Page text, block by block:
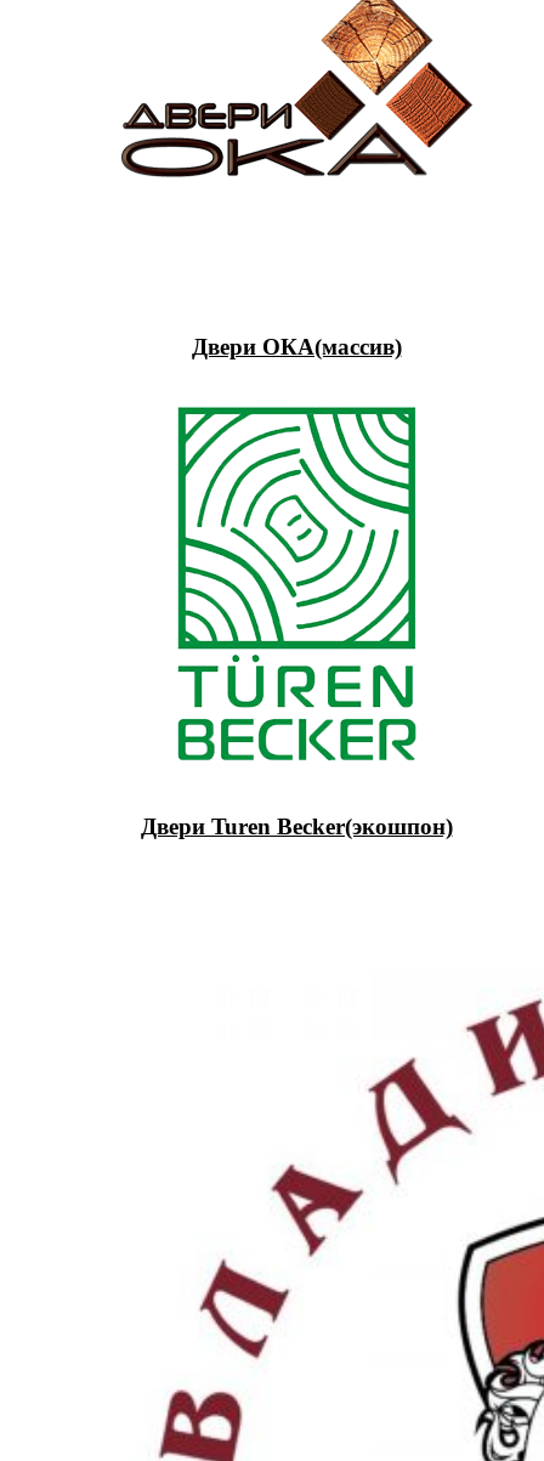
Двери ОКА(массив)
Двери Turen Becker(экошпон)